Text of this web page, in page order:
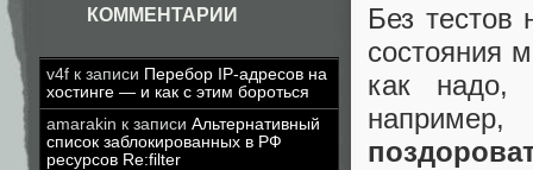
КОММЕНТАРИИ
v4f к записи Перебор IP-адресов на
хостинге — и как с этим бороться
amarakin к записи Альтернативный
список заблокированных в РФ
ресурсов Re:filter
Без тестов
состояния
как надо,